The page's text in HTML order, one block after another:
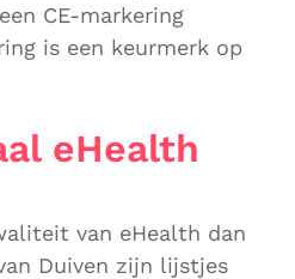
CE-markering
is een keurmerk op
eHealth
van eHealth dan
Duiven zijn lijstjes